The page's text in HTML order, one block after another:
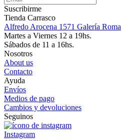
Suscribirme
Tienda Carrasco
Alfredo Arocena 1571 Galería Roma
Martes a Viernes 12 a 19hs.
Sábados de 11 a 16hs.
Nosotros
About us
Contacto
Ayuda
Envíos
Medios de pago
Cambios y devoluciones
Seguinos
Instagram